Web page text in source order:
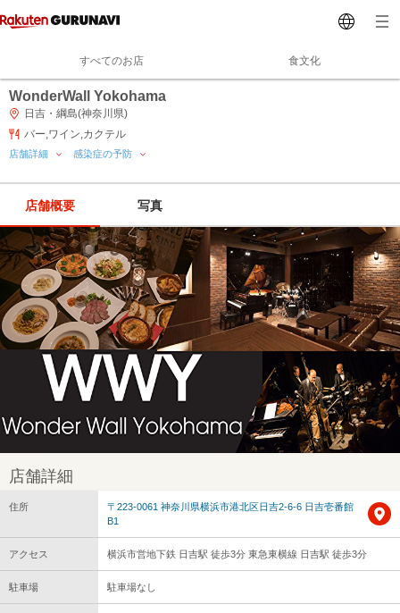
すべてのお店 食文化
WonderWall Yokohama
日吉・綱島(神奈川県)
バー,ワイン,カクテル
店舗詳細 感染症の予防
店舗概要 写真
店舗詳細
住所
〒223-0061 神奈川県横浜市港北区日吉2-6-6 日吉壱番館
B1
アクセス 横浜市営地下鉄 日吉駅 徒歩3分 東急東横線 日吉駅 徒歩3分
駐車場 駐車場なし